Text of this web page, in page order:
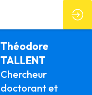
Théodore
TALLENT
Chercheur
doctorant et